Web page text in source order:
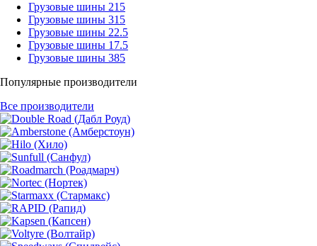
Грузовые шины 215
Грузовые шины 315
Грузовые шины 22.5
Грузовые шины 17.5
Грузовые шины 385
Популярные производители
Все производители